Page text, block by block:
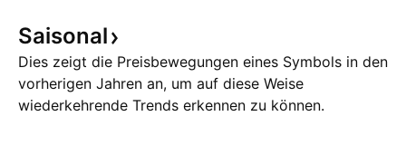
Saisonal
Dies zeigt die Preisbewegungen eines Symbols in den
vorherigen Jahren an, um auf diese Weise
wiederkehrende Trends erkennen zu können.